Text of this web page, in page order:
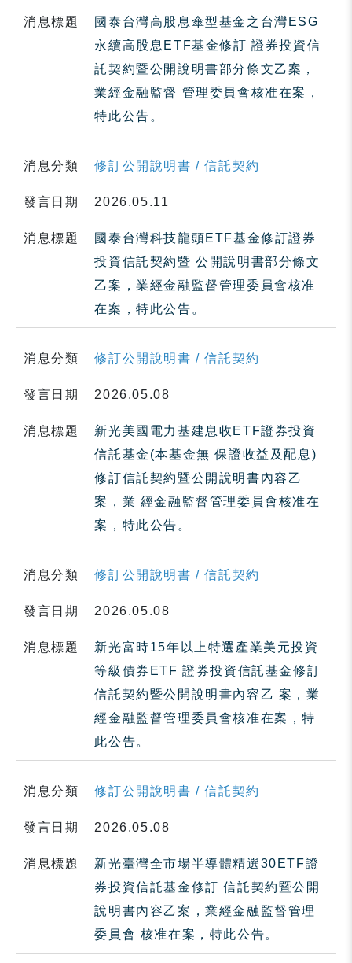
消息標題
國泰台灣高股息傘型基金之台灣ESG
永續高股息ETF基金修訂 證券投資信
託契約暨公開說明書部分條文乙案，
業經金融監督 管理委員會核准在案，
特此公告。
消息分類 修訂公開說明書 / 信託契約
發言日期 2026.05.11
消息標題
國泰台灣科技龍頭ETF基金修訂證券
投資信託契約暨 公開說明書部分條文
乙案，業經金融監督管理委員會核准
在案，特此公告。
消息分類 修訂公開說明書 / 信託契約
發言日期 2026.05.08
消息標題
新光美國電力基建息收ETF證券投資
信託基金(本基金無 保證收益及配息)
修訂信託契約暨公開說明書內容乙
案，業 經金融監督管理委員會核准在
案，特此公告。
消息分類 修訂公開說明書 / 信託契約
發言日期 2026.05.08
消息標題
新光富時15年以上特選產業美元投資
等級債券ETF 證券投資信託基金修訂
信託契約暨公開說明書內容乙 案，業
經金融監督管理委員會核准在案，特
此公告。
消息分類 修訂公開說明書 / 信託契約
發言日期 2026.05.08
消息標題
新光臺灣全市場半導體精選30ETF證
券投資信託基金修訂 信託契約暨公開
說明書內容乙案，業經金融監督管理
委員會 核准在案，特此公告。